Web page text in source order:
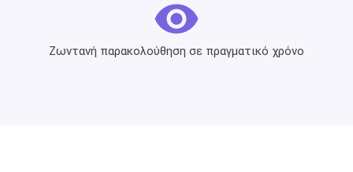
Ζωντανή παρακολούθηση σε πραγματικό χρόνο